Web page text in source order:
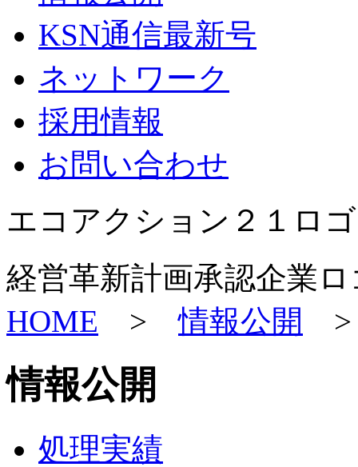
KSN通信最新号
ネットワーク
採用情報
お問い合わせ
エコアクション２１ロ
経営革新計画承認企業
HOME >情報公開 >
情報公開
処理実績